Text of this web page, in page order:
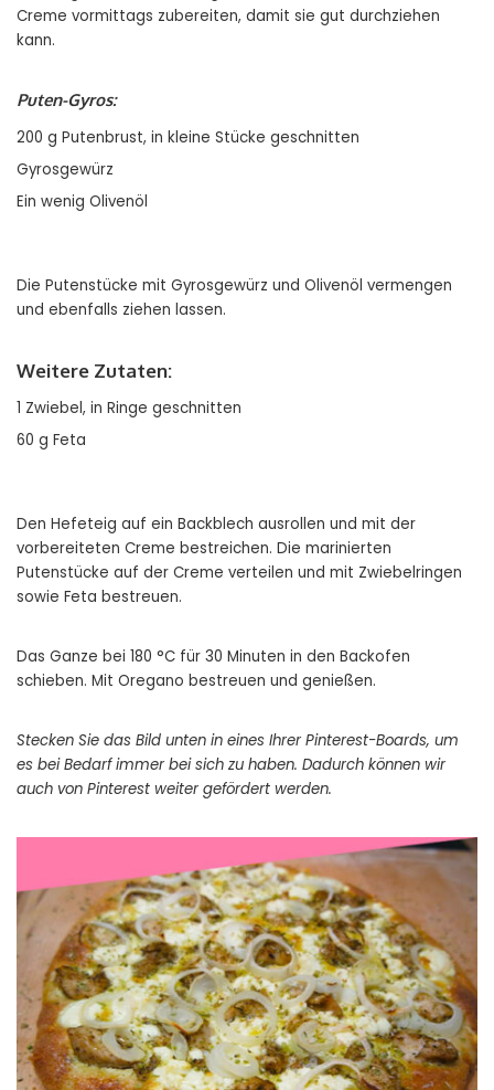
Creme vormittags zubereiten, damit sie gut durchziehen
kann.
Puten-Gyros:
200 g Putenbrust, in kleine Stücke geschnitten
Gyrosgewürz
Ein wenig Olivenöl
Die Putenstücke mit Gyrosgewürz und Olivenöl vermengen
und ebenfalls ziehen lassen.
Weitere Zutaten:
1 Zwiebel, in Ringe geschnitten
60 g Feta
Den Hefeteig auf ein Backblech ausrollen und mit der
vorbereiteten Creme bestreichen. Die marinierten
Putenstücke auf der Creme verteilen und mit Zwiebelringen
sowie Feta bestreuen.
Das Ganze bei 180 °C für 30 Minuten in den Backofen
schieben. Mit Oregano bestreuen und genießen.
Stecken Sie das Bild unten in eines Ihrer Pinterest-Boards, um
es bei Bedarf immer bei sich zu haben. Dadurch können wir
auch von Pinterest weiter gefördert werden.